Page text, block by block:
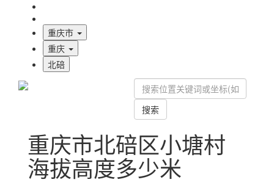
重庆市
重庆
北碚
搜索
重庆市北碚区小塘村
海拔高度多少米